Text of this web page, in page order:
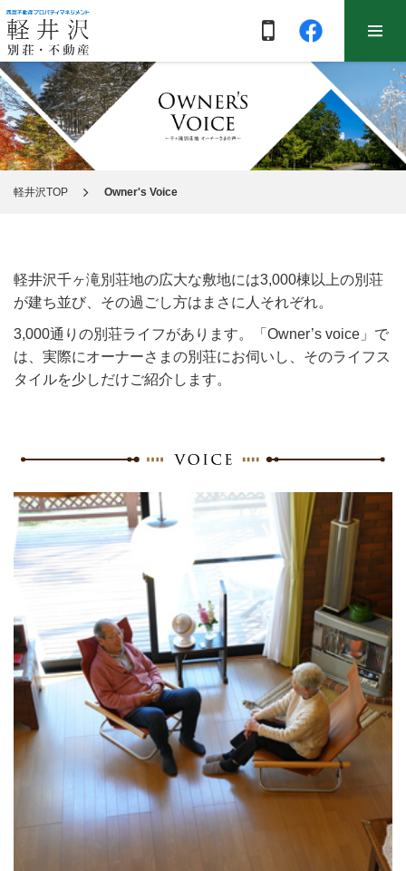
軽井沢TOP Owner's Voice
軽井沢千ヶ滝別荘地の広大な敷地には3,000棟以上の別荘
が建ち並び、その過ごし方はまさに人それぞれ。
3,000通りの別荘ライフがあります。「Owner’s voice」で
は、実際にオーナーさまの別荘にお伺いし、そのライフス
タイルを少しだけご紹介します。